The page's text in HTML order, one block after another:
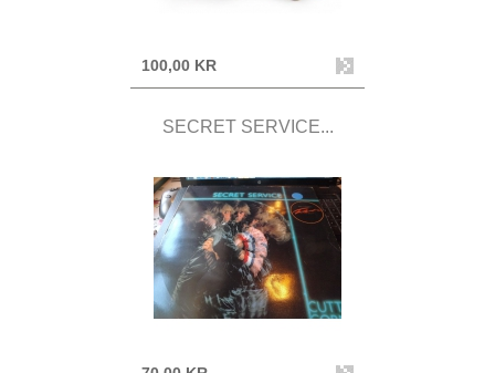
100,00 KR
SECRET SERVICE...